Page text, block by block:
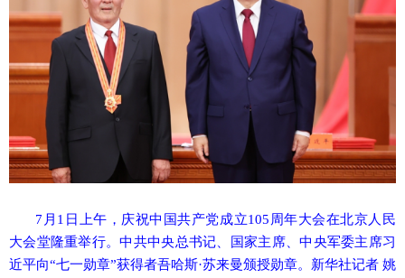
7月1日上午，庆祝中国共产党成立105周年大会在北京人民
大会堂隆重举行。中共中央总书记、国家主席、中央军委主席习
近平向“七一勋章”获得者吾哈斯·苏来曼颁授勋章。新华社记者 姚